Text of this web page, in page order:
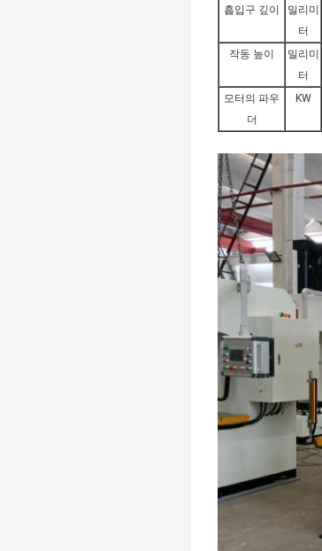
흡입구 깊이
밀리미
터
작동 높이
밀리미
터
모터의 파우
더
KW